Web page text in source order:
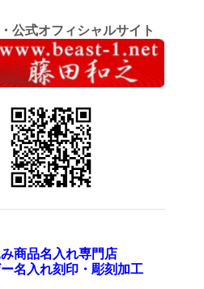
公式オフィシャルサイト
品名入れ専門店
入れ刻印・彫刻加工